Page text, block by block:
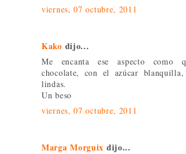
viernes, 07 octubre, 2011
Kako dijo...
Me encanta ese aspecto como
chocolate, con el azúcar
lindas.
Un beso
viernes, 07 octubre, 2011
Marga Morguix dijo...